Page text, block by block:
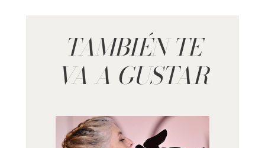
TAMBIÉN TE
VA A GUSTAR